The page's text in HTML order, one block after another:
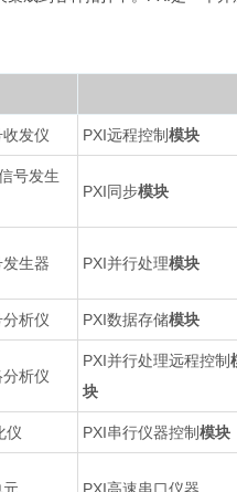
发仪 PXI远程控制模块
号发生
PXI同步模块
生器 PXI并行处理模块
析仪 PXI数据存储模块
析仪
PXI并行处理远程控制
块
仪 PXI串行仪器控制模块